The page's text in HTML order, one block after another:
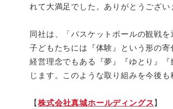
れて大満足でした。ありがとうござ
同社は、「バスケットボールの観戦
子どもたちには『体験』という形の
経営理念でもある『夢』『ゆとり』
じます。このような取り組みを今後
【株式会社真城ホールディングス】